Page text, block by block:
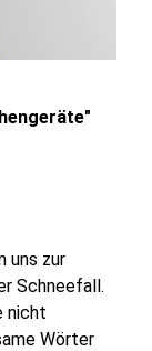
uns zur
Schneefall.
nicht
Wörter